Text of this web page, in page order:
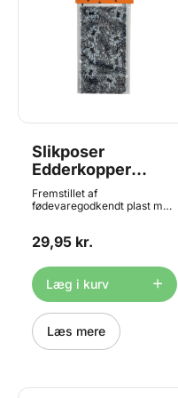
Slikposer
Edderkopper
Halloween, 20 stk.
- Decora
Fremstillet af
fødevaregodkendt plast med
cake pops og slik. Pakken
oplagt ide til halloween!
Indhold: 20 plastik poser ( ca.
12,5 x 24 cm )
29,95 kr.
Læg i kurv
Læs mere